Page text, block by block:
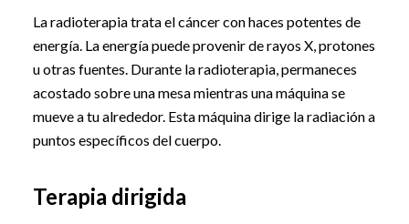
La radioterapia trata el cáncer con haces potentes de
energía. La energía puede provenir de rayos X, protones
u otras fuentes. Durante la radioterapia, permaneces
acostado sobre una mesa mientras una máquina se
mueve a tu alrededor. Esta máquina dirige la radiación a
puntos específicos del cuerpo.
Terapia dirigida